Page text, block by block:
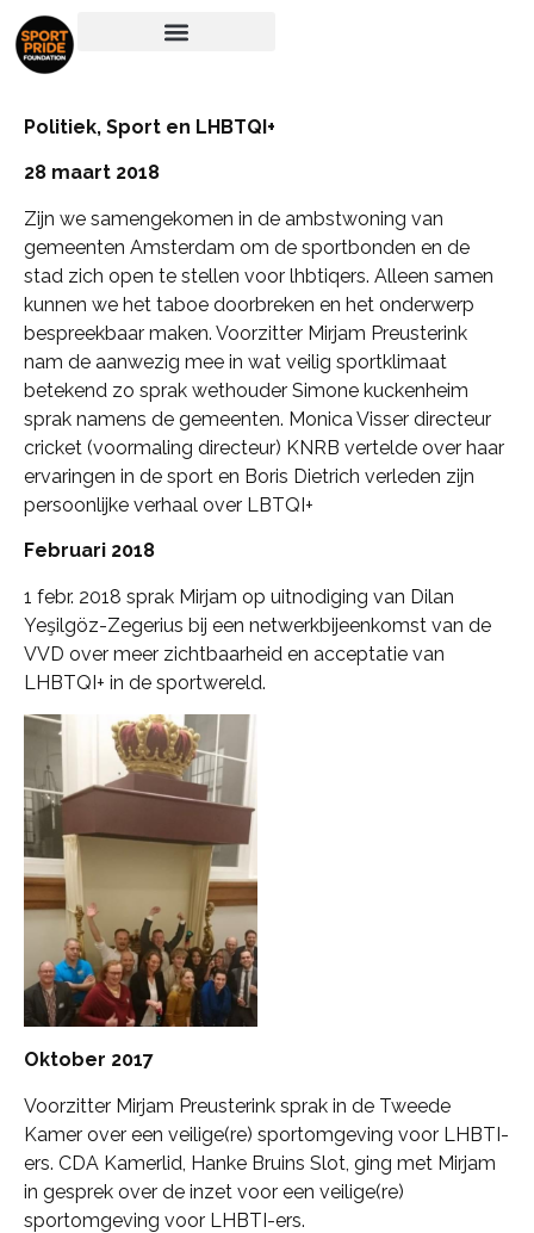
Politiek, Sport en LHBTQI+
28 maart 2018
Zijn we samengekomen in de ambstwoning van
gemeenten Amsterdam om de sportbonden en de
stad zich open te stellen voor lhbtiqers. Alleen samen
kunnen we het taboe doorbreken en het onderwerp
bespreekbaar maken. Voorzitter Mirjam Preusterink
nam de aanwezig mee in wat veilig sportklimaat
betekend zo sprak wethouder Simone kuckenheim
sprak namens de gemeenten. Monica Visser directeur
cricket (voormaling directeur) KNRB vertelde over haar
ervaringen in de sport en Boris Dietrich verleden zijn
persoonlijke verhaal over LBTQI+
Februari 2018
1 febr. 2018 sprak Mirjam op uitnodiging van Dilan
Yeşilgöz-Zegerius bij een netwerkbijeenkomst van de
VVD over meer zichtbaarheid en acceptatie van
LHBTQI+ in de sportwereld.
Oktober 2017
Voorzitter Mirjam Preusterink sprak in de Tweede
Kamer over een veilige(re) sportomgeving voor LHBTI-
ers. CDA Kamerlid, Hanke Bruins Slot, ging met Mirjam
in gesprek over de inzet voor een veilige(re)
sportomgeving voor LHBTI-ers.